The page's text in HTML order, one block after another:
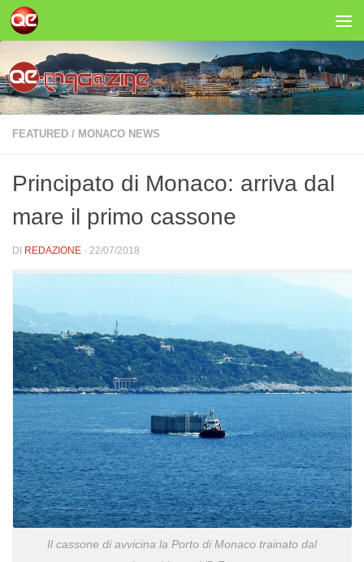
Salta al contenuto
FEATURED / MONACO NEWS
Principato di Monaco: arriva dal
mare il primo cassone
DI REDAZIONE · 22/07/2018
Il cassone di avvicina la Porto di Monaco trainato dal